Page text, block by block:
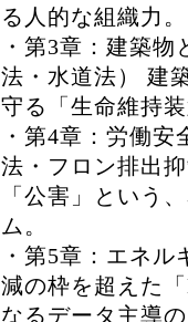
る人的な組織力。
・第3章：建築
法・水道法） 建
守る「生命維持
・第4章：労働
法・フロン排出
「公害」という
ム。
・第5章：エネ
減の枠を超えた
なるデータ主導